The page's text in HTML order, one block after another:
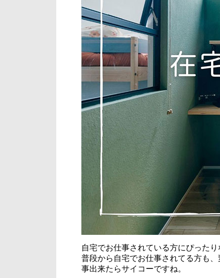
自宅でお仕事されている方にぴったり
普段から自宅でお仕事されてる方も
事出来たらサイコーですね。